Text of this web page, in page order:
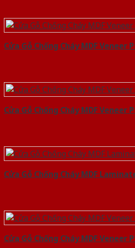
Cửa Gỗ Chống Cháy MDF Veneer
Cửa Gỗ Chống Cháy MDF Veneer
Cửa Gỗ Chống Cháy MDF
Cửa Gỗ Chống Cháy MDF Veneer